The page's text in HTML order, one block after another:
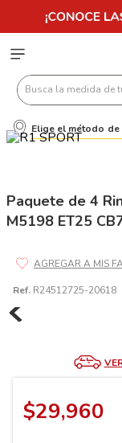
Busca la medida
Elige el método
Paquete de 4
M5198 ET25
Ref. R24512725-20618
$29,960